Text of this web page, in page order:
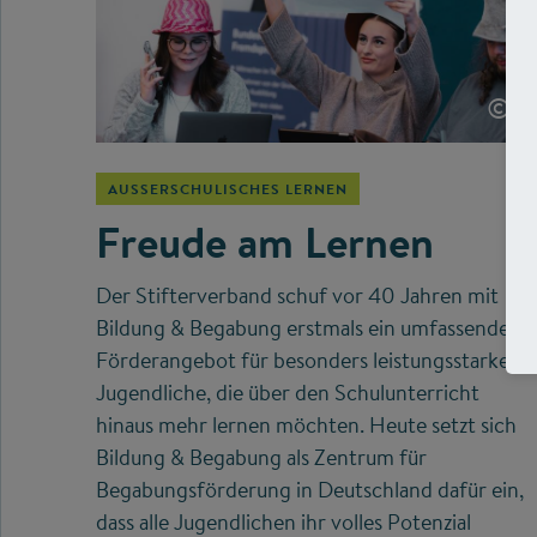
©
AUSSERSCHULISCHES LERNEN
Freude am Lernen
Der Stifterverband schuf vor 40 Jahren mit
Bildung & Begabung erstmals ein umfassendes
Förderangebot für besonders leistungsstarke
Jugendliche, die über den Schulunterricht
hinaus mehr lernen möchten. Heute setzt sich
Bildung & Begabung als Zentrum für
Begabungsförderung in Deutschland dafür ein,
dass alle Jugendlichen ihr volles Potenzial